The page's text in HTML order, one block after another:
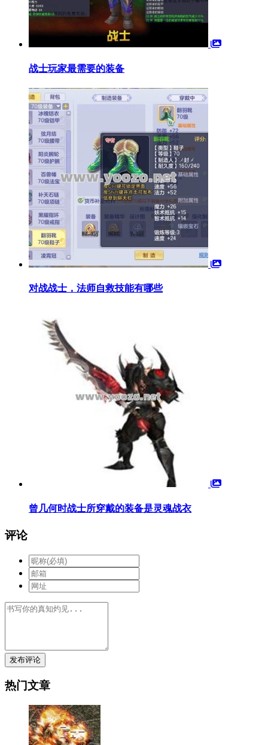
战士玩家最需要的装备
对战战士，法师自救技能有哪些
曾几何时战士所穿戴的装备是灵魂战衣
评论
发布评论
热门文章